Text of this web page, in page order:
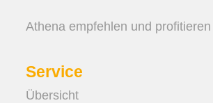
Athena empfehlen und profitieren
Service
Übersicht